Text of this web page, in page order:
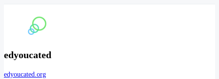
edyoucated
edyoucated.org